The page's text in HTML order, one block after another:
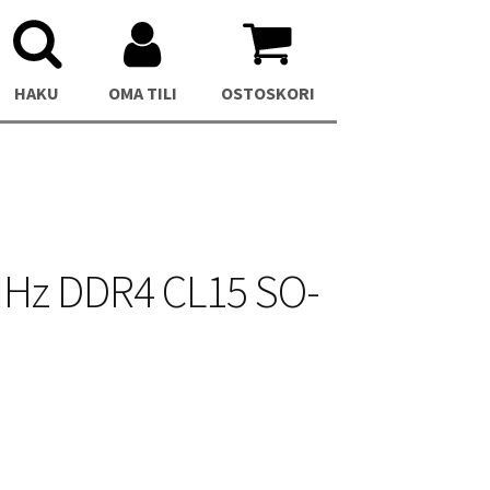
OSTOSKORI
OMA TILI
HAKU
DDR4 CL15 SO-